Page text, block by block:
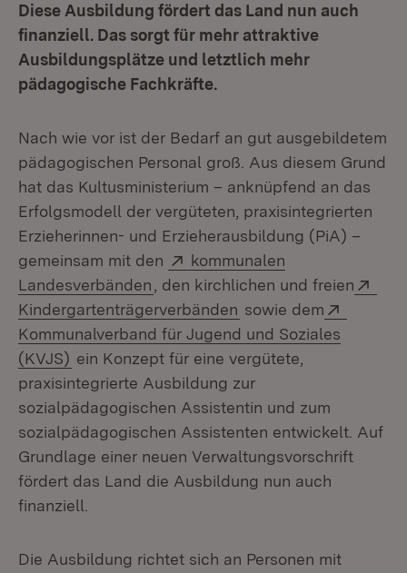
Diese Ausbildung fördert das Land nun auch
finanziell. Das sorgt für mehr attraktive
Ausbildungsplätze und letztlich mehr
pädagogische Fachkräfte.
Nach wie vor ist der Bedarf an gut ausgebildetem
pädagogischen Personal groß. Aus diesem Grund
hat das Kultusministerium – anknüpfend an das
Erfolgsmodell der vergüteten, praxisintegrierten
Erzieherinnen- und Erzieherausbildung (PiA) –
gemeinsam mit den
Extern:
kommunalen
Landesverbänden (Öffnet in neuem Fenster)
, den kirchlichen und freien
Kindergartenträgerverbänden (Öffnet in neuem
sowie dem
Kommunalverband für Jugend und Soziales
(KVJS) (Öffnet in neuem Fenster)
ein Konzept für eine vergütete,
praxisintegrierte Ausbildung zur
sozialpädagogischen Assistentin und zum
sozialpädagogischen Assistenten entwickelt. Auf
Grundlage einer neuen Verwaltungsvorschrift
fördert das Land die Ausbildung nun auch
finanziell.
Die Ausbildung richtet sich an Personen mit